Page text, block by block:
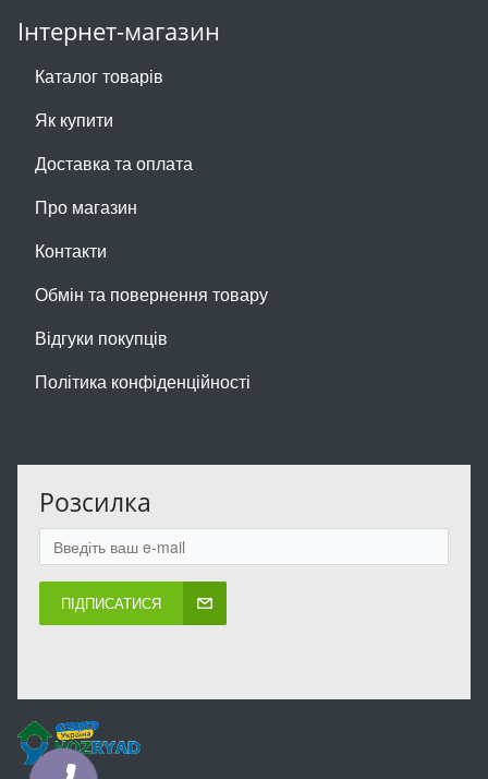
Інтернет-магазин
Каталог товарів
Як купити
Доставка та оплата
Про магазин
Контакти
Обмін та повернення товару
Відгуки покупців
Політика конфіденційності
Розсилка
ПІДПИСАТИСЯ